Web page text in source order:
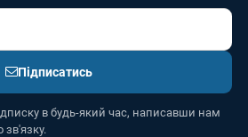
Підписатись
в будь-який час, написавши нам
зв'язку.